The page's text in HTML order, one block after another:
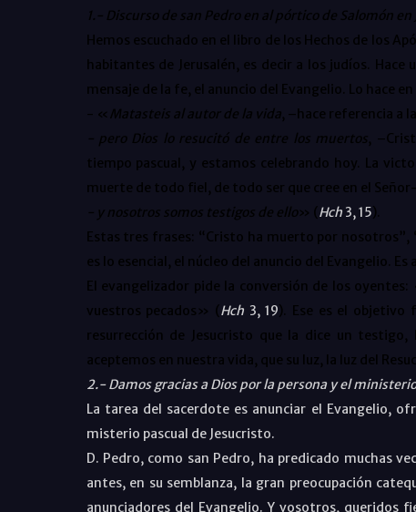
1.- Discurso de san Pedro en al pórtico de Salomón en
Hemos escuchado en el libro de los Hechos de los
habitantes de Jerusalén, es decir a los judíos.
mensaje de la fe, el anuncio del Evangelio. Lo hace
- « Matasteis al autor de la vida, –hace referencia a
- pero Dios lo resucitó de entre los muertos,
tiempo pascual, y estamos celebrando hoy. La
muerte de todo fiel, de todo ser que cree en el
- y nosotros somos testigos de ello» (Hch3, 15).
Estas tres frases: “Cristo ha muerto por
es lo esencial, el núcleo del anuncio del Evangelio.
El evangelizador pide la conversión de los
vuestros pecados» (Hch3, 19). Ese es el objetivo
resurrección de Jesucristo que la dice un
aceptemos en nuestra vida, que su luz, la luz del
2.- Damos gracias a Dios por la persona y el
La tarea del sacerdote es anunciar el Evangelio,
misterio pascual de Jesucristo.
D. Pedro, como san Pedro, ha predicado muchas
antes, en su semblanza, la gran preocupación
anunciadores del Evangelio. Y vosotros, queridos